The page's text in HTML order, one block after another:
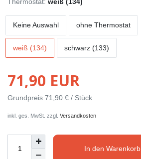
Keine Auswahl ohne Thermostat
weiß (134) schwarz (133)
71,90 EUR
Grundpreis 71,90 € / Stück
inkl. ges. MwSt. zzgl. Versandkosten
In den Warenkorb